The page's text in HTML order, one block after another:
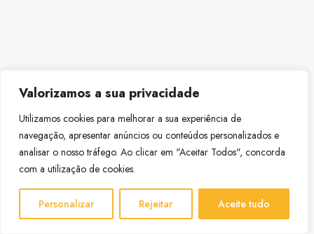
Valorizamos a sua privacidade
Utilizamos cookies para melhorar a sua experiência de
navegação, apresentar anúncios ou conteúdos personalizados e
analisar o nosso tráfego. Ao clicar em "Aceitar Todos", concorda
com a utilização de cookies.
Personalizar Rejeitar Aceite tudo